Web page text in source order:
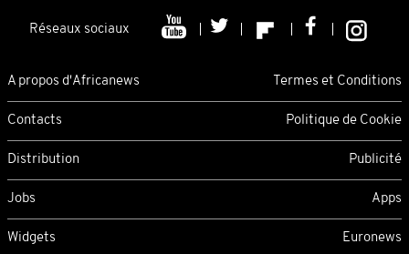
Réseaux sociaux
A propos d'Africanews Termes et Conditions
Contacts Politique de Cookie
Distribution Publicité
Jobs Apps
Widgets Euronews